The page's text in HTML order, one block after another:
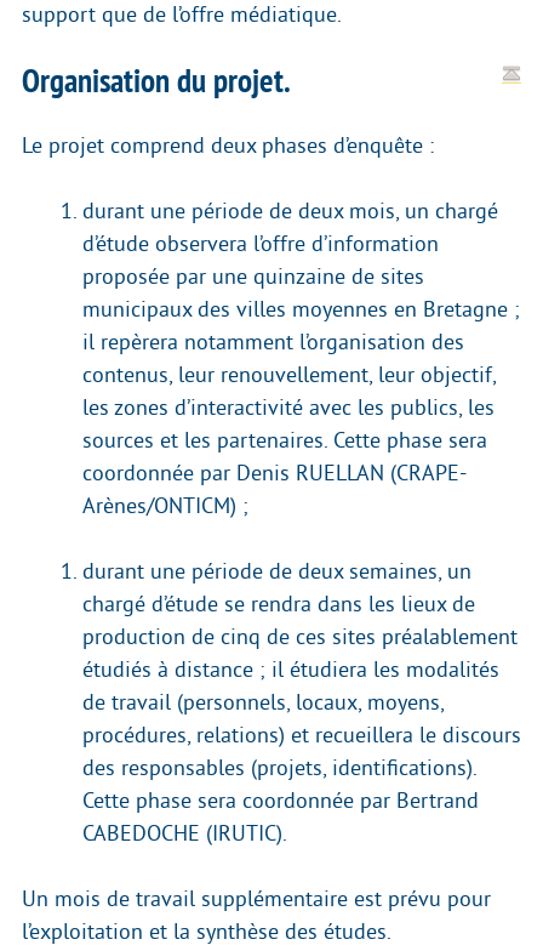
support que de l’offre médiatique.
Organisation du projet.
Le projet comprend deux phases d’enquête :
durant une période de deux mois, un chargé
d’étude observera l’offre d’information
proposée par une quinzaine de sites
municipaux des villes moyennes en Bretagne ;
il repèrera notamment l’organisation des
contenus, leur renouvellement, leur objectif,
les zones d’interactivité avec les publics, les
sources et les partenaires. Cette phase sera
coordonnée par Denis RUELLAN (CRAPE-
Arènes/ONTICM) ;
durant une période de deux semaines, un
chargé d’étude se rendra dans les lieux de
production de cinq de ces sites préalablement
étudiés à distance ; il étudiera les modalités
de travail (personnels, locaux, moyens,
procédures, relations) et recueillera le discours
des responsables (projets, identifications).
Cette phase sera coordonnée par Bertrand
CABEDOCHE (IRUTIC).
Un mois de travail supplémentaire est prévu pour
l’exploitation et la synthèse des études.